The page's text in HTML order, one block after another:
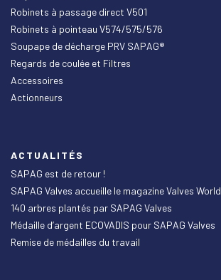
Robinets à passage direct V501
Robinets à pointeau V574/575/576
Soupape de décharge PRV SAPAG®
Regards de coulée et Filtres
Accessoires
Actionneurs
ACTUALITÉS
SAPAG est de retour !
SAPAG Valves accueille le magazine Valves World
140 arbres plantés par SAPAG Valves
Médaille d’argent ECOVADIS pour SAPAG Valves
Remise de médailles du travail